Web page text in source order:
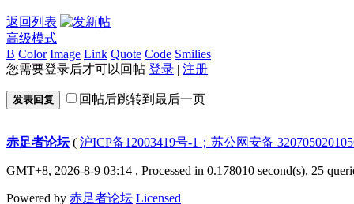
返回列表
高级模式
B Color Image Link Quote Code Smilies
您需要登录后才可以回帖 登录 | 注册
发表回复 回帖后跳转到最后一页
赤足者论坛( 沪ICP备12003419号-1；苏公网安备
GMT+8, 2026-8-9 03:14 , Processed in 0.178010 second(s), 25
Powered by 赤足者论坛 Licensed